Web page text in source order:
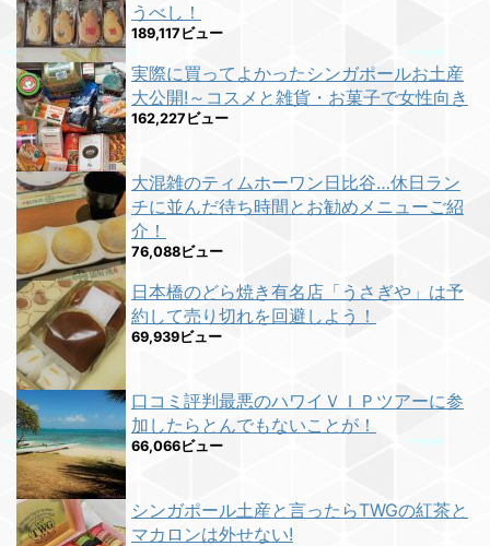
うべし！
189,117ビュー
実際に買ってよかったシンガポールお土産
大公開!～コスメと雑貨・お菓子で女性向き
162,227ビュー
大混雑のティムホーワン日比谷…休日ラン
チに並んだ待ち時間とお勧めメニューご紹
介！
76,088ビュー
日本橋のどら焼き有名店「うさぎや」は予
約して売り切れを回避しよう！
69,939ビュー
口コミ評判最悪のハワイＶＩＰツアーに参
加したらとんでもないことが！
66,066ビュー
シンガポール土産と言ったらTWGの紅茶と
マカロンは外せない!